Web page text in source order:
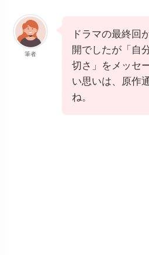
筆者
ドラマの最終回
開でしたが「自
切さ」をメッセ
い思いは、原作
ね。